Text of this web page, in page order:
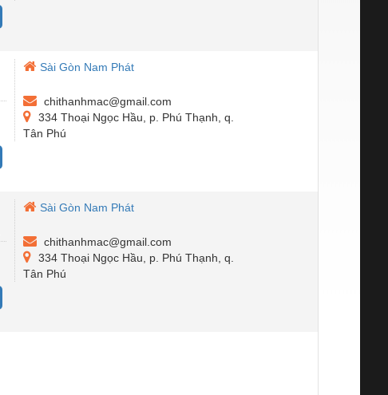
Sài Gòn Nam Phát
chithanhmac@gmail.com
334 Thoại Ngọc Hầu, p. Phú Thạnh, q.
Tân Phú
Sài Gòn Nam Phát
chithanhmac@gmail.com
334 Thoại Ngọc Hầu, p. Phú Thạnh, q.
Tân Phú